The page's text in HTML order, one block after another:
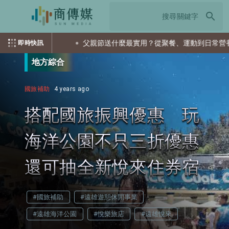
search
即時快訊
父親節送什麼最實用？從聚餐、運動到日常營養 4種送禮選擇一
地方綜合
國旅補助 4 years ago
搭配國旅振興優惠 玩
海洋公園不只三折優惠
還可抽全新悅來住券宿
#國旅補助 #遠雄遊憩休閒事業
#遠雄海洋公園 #悅樂旅店 #遠雄悅來